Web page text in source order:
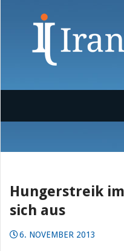
Hungerstreik
sich aus
6. NOVEMBER 2013